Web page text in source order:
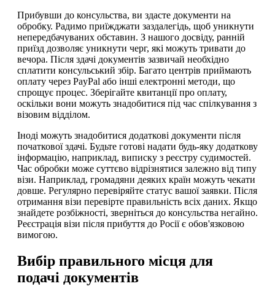
Прибувши до консульства, ви здасте документи на
обробку. Радимо приїжджати заздалегідь, щоб уникнути
непередбачуваних обставин. З нашого досвіду, ранній
приїзд дозволяє уникнути черг, які можуть тривати до
вечора. Після здачі документів зазвичай необхідно
сплатити консульський збір. Багато центрів приймають
оплату через PayPal або інші електронні методи, що
спрощує процес. Зберігайте квитанції про оплату,
оскільки вони можуть знадобитися під час спілкування з
візовим відділом.
Іноді можуть знадобитися додаткові документи після
початкової здачі. Будьте готові надати будь-яку додаткову
інформацію, наприклад, виписку з реєстру судимостей.
Час обробки може суттєво відрізнятися залежно від типу
візи. Наприклад, громадяни деяких країн можуть чекати
довше. Регулярно перевіряйте статус вашої заявки. Після
отримання візи перевірте правильність всіх даних. Якщо
знайдете розбіжності, зверніться до консульства негайно.
Реєстрація візи після прибуття до Росії є обов'язковою
вимогою.
Вибір правильного місця для
подачі документів